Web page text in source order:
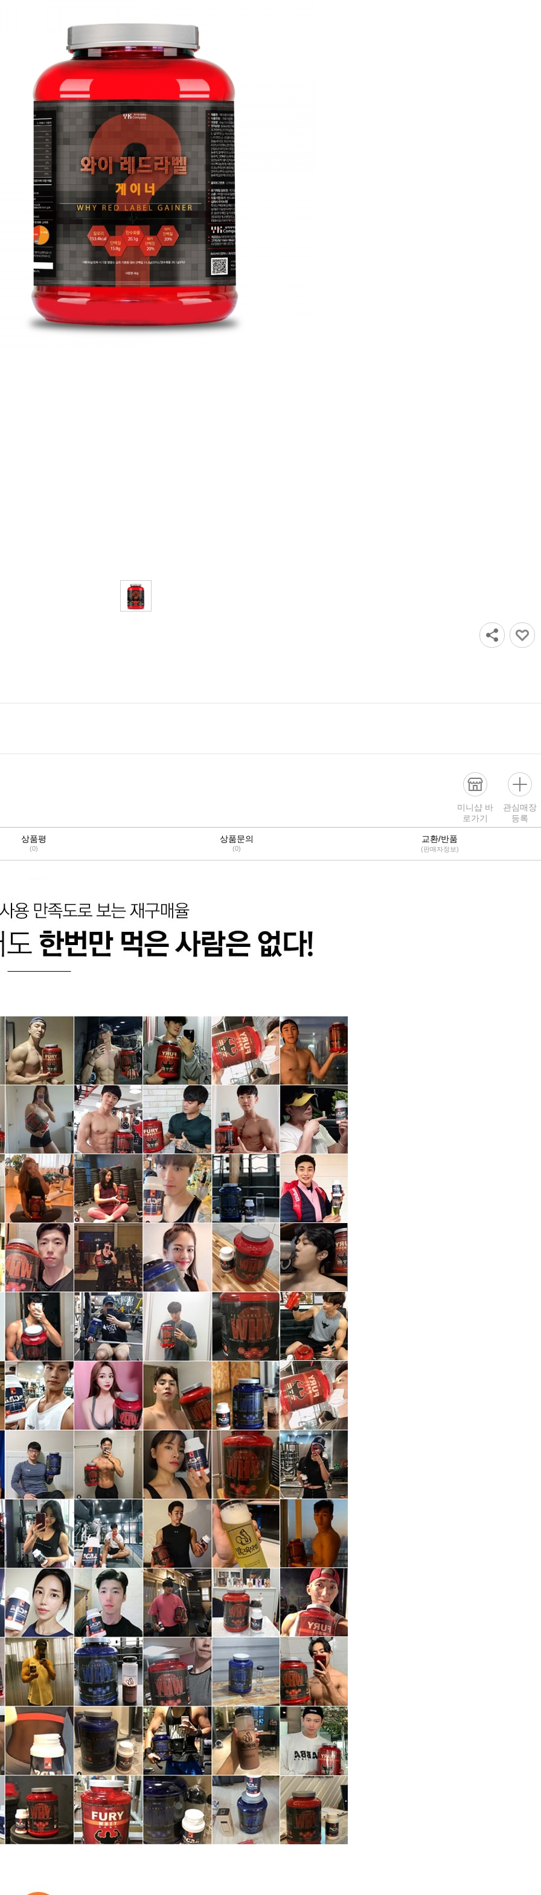
미니샵 바
로가기
관심매장
등록
상품평
(0)
상품문의
(0)
교환/반품
(판매자정보)